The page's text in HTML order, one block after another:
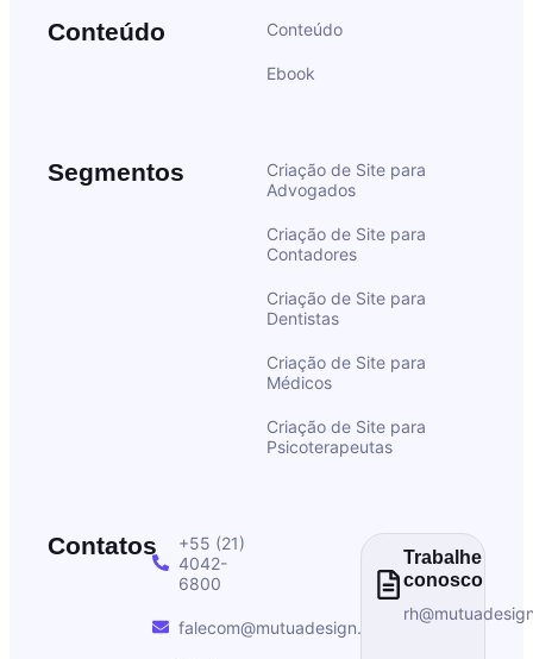
Conteúdo Conteúdo
Ebook
Segmentos
Criação de Site para
Advogados
Criação de Site para
Contadores
Criação de Site para
Dentistas
Criação de Site para
Médicos
Criação de Site para
Psicoterapeutas
Contatos
+55 (21)
4042-
6800
falecom@mutuadesign.com
Trabalhe
conosco